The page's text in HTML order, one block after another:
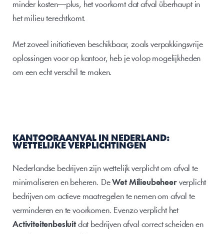
minder kosten—plus, het voorkomt dat afval überhaupt in
het milieu terechtkomt.
Met zoveel initiatieven beschikbaar, zoals verpakkingsvrije
oplossingen voor op kantoor, heb je volop mogelijkheden
om een echt verschil te maken.
KANTOORAANVAL IN NEDERLAND:
WETTELIJKE VERPLICHTINGEN
Nederlandse bedrijven zijn wettelijk verplicht om afval te
minimaliseren en beheren. De Wet Milieubeheer verplicht
bedrijven om actieve maatregelen te nemen om afval te
verminderen en te voorkomen. Evenzo verplicht het
Activiteitenbesluit dat bedrijven afval correct scheiden en